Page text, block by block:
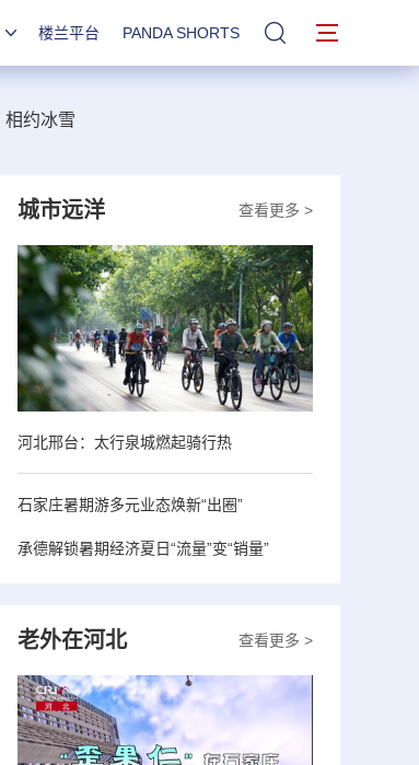
楼兰平台 PANDA SHORTS 站内搜索
相约冰雪
查看更多 >
城市远洋
河北邢台：太行泉城燃起骑行热
石家庄暑期游多元业态焕新“出圈”
承德解锁暑期经济夏日“流量”变“销量”
查看更多 >
老外在河北